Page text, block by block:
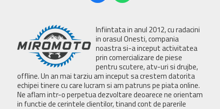
Infiintata in anul 2012, cu radacini
in orasul Onesti, compania
noastra si-a inceput activitatea
prin comercializare de piese
pentru scutere, atv-uri si drujbe,
offline. Un an mai tarziu am inceput sa crestem datorita
echipei tinere cu care lucram si am patruns pe piata online.
Ne aflam intr-o perpetua dezvoltare deoarece ne orientam
in functie de cerintele clientilor, tinand cont de parerile